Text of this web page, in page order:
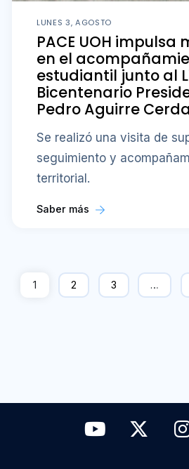
LUNES 3, AGOSTO
PACE UOH impulsa
en el
estudiantil junto al
Bicentenario
Pedro Aguirre Cerda
Se realizó una visita de
seguimiento y
territorial.
Saber más
1 2 3 …